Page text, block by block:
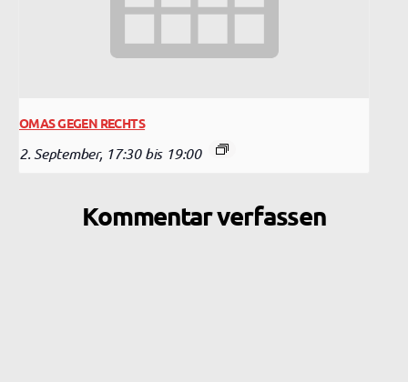
OMAS GEGEN RECHTS
2. September, 17:30 bis 19:00
Kommentar verfassen